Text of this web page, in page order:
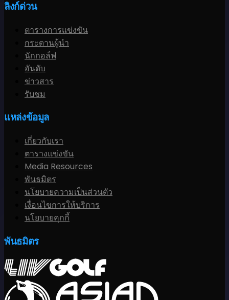
ลิงก์ด่วน
ตารางการแข่งขัน
กระดานผู้นำ
นักกอล์ฟ
อันดับ
ข่าวสาร
รับชม
แหล่งข้อมูล
เกี่ยวกับเรา
ตารางแข่งขัน
Media Resources
พันธมิตร
นโยบายความเป็นส่วนตัว
เงื่อนไขการให้บริการ
นโยบายคุกกี้
พันธมิตร